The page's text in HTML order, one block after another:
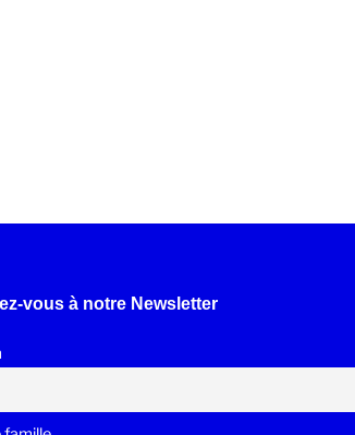
vous à notre Newsletter